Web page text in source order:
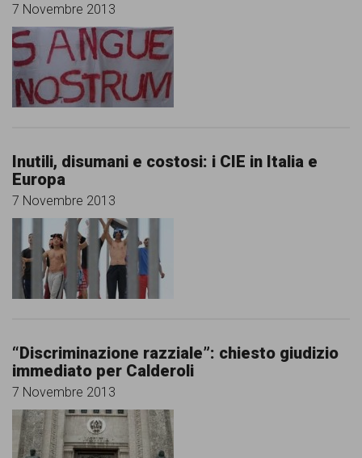
7 Novembre 2013
Inutili, disumani e costosi: i CIE in Italia e
Europa
7 Novembre 2013
“Discriminazione razziale”: chiesto giudizio
immediato per Calderoli
7 Novembre 2013